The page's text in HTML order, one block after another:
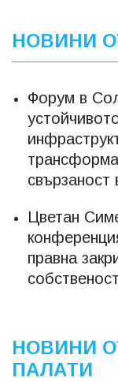
НОВИНИ
Форум в
свързаност
Цветан
правна
НОВИНИ
ПАЛАТИ